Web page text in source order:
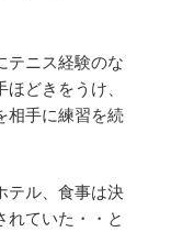
テニス経験のな
どきをうけ、
相手に練習を続
テル、食事は決
れていた・・と